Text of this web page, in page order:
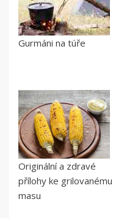
Gurmáni na túře
Originální a zdravé
přílohy ke grilovanému
masu